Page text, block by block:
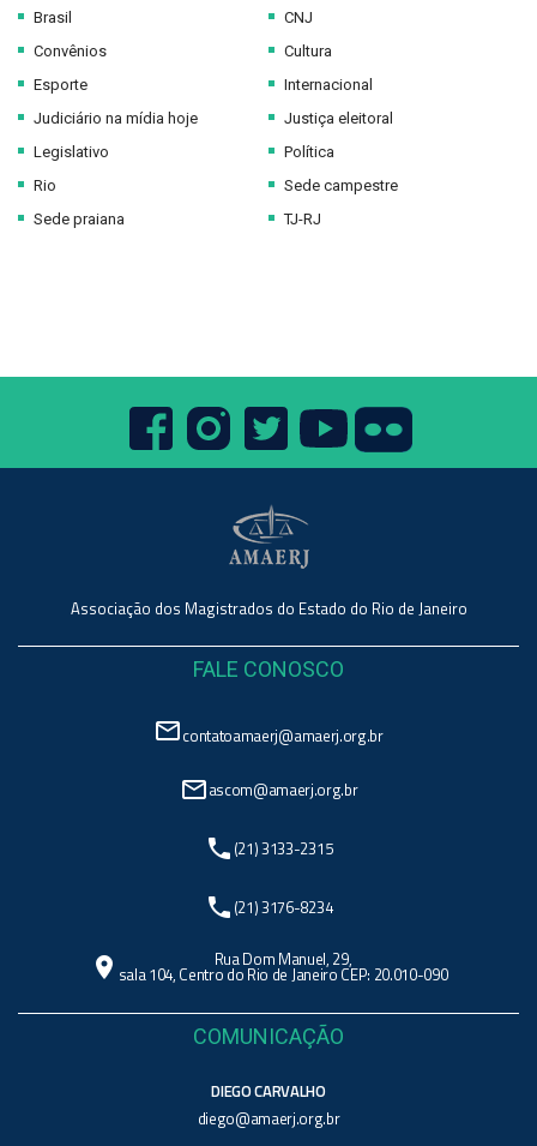
Brasil
Convênios
Esporte
Judiciário na mídia hoje
Legislativo
Rio
Sede praiana
CNJ
Cultura
Internacional
Justiça eleitoral
Política
Sede campestre
TJ-RJ
Associação dos Magistrados do Estado do Rio de Janeiro
FALE CONOSCO
mail_outlinecontatoamaerj@amaerj.org.br
mail_outlineascom@amaerj.org.br
phone (21) 3133-2315
phone (21) 3176-8234
location_on Rua Dom Manuel, 29,
sala 104, Centro do Rio de Janeiro CEP: 20.010-090
COMUNICAÇÃO
DIEGO CARVALHO
diego@amaerj.org.br